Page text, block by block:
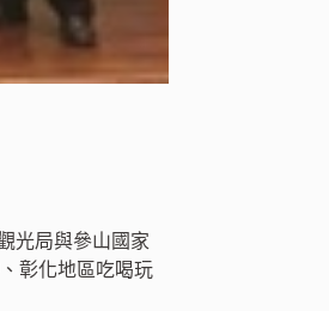
光局與參山國家
彰化地區吃喝玩